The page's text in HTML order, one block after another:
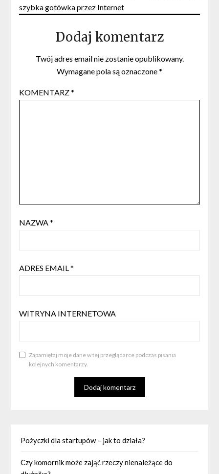
szybka gotówka przez Internet
Dodaj komentarz
Twój adres email nie zostanie opublikowany.
Wymagane pola są oznaczone*
KOMENTARZ*
NAZWA*
ADRES EMAIL*
WITRYNA INTERNETOWA
Zapamiętaj moje dane w tej przeglądarce podczas pisania
kolejnych komentarzy.
Pożyczki dla startupów – jak to działa?
Czy komornik może zająć rzeczy nienależące do